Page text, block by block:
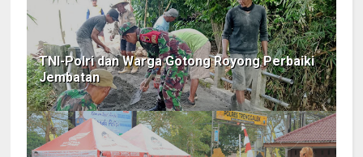
TNI-Polri dan Warga Gotong Royong Perbaiki
Jembatan